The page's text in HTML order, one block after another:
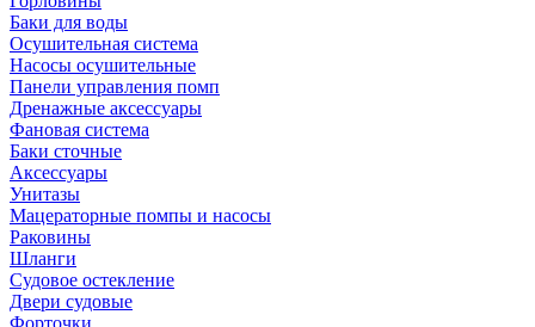
Баки для воды
Осушительная система
Насосы осушительные
Панели управления помп
Дренажные аксессуары
Фановая система
Баки сточные
Аксессуары
Унитазы
Мацераторные помпы и насосы
Раковины
Шланги
Судовое остекление
Двери судовые
Форточки